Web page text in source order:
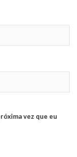
vez que eu